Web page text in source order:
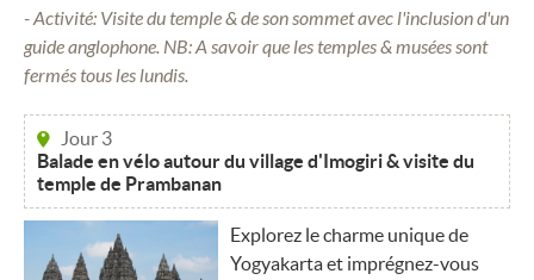
- Activité: Visite du temple & de son sommet avec l'inclusion d'un
guide anglophone. NB: A savoir que les temples & musées sont
fermés tous les lundis.
Jour 3
Balade en vélo autour du village d'Imogiri & visite du
temple de Prambanan
Explorez le charme unique de
Yogyakarta et imprégnez-vous